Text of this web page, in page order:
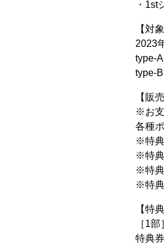
・
【対
2023
type-
type-
【販
※お支
各種
※特典
※特典
※特典
※特典
【特
［1部
特典